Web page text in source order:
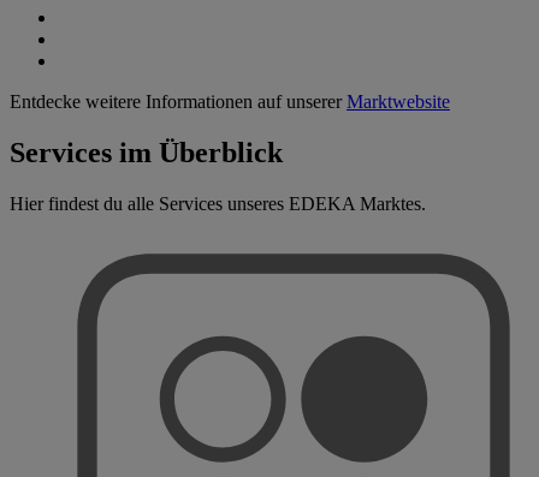
Entdecke weitere Informationen auf unsererMarktwebsite
Services im Überblick
Hier findest du alle Services unseres EDEKA Marktes.